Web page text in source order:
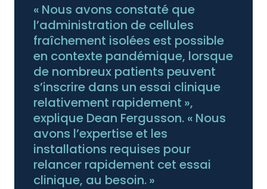
« Nous avons constaté que
l’administration de cellules
fraîchement isolées est possible
en contexte pandémique, lorsque
de nombreux patients peuvent
s’inscrire dans un essai clinique
relativement rapidement »,
explique Dean Fergusson. « Nous
avons l’expertise et les
installations requises pour
relancer rapidement cet essai
clinique, au besoin. »